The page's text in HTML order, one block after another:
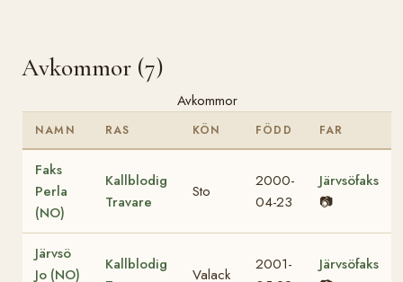
Avkommor (7)
Avkommor
NAMN RAS KÖN FÖDD FAR
Faks
Perla
(NO)
Kallblodig
Travare
Sto
2000-
04-23
Järvsöfaks
📷
Järvsö
Jo (NO)
Kallblodig
Valack
2001-
Järvsöfaks